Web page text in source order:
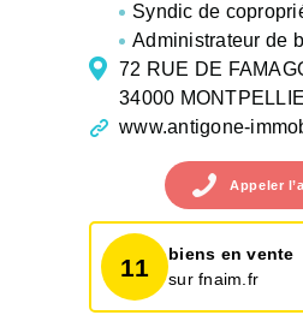
Syndic de
Administrateur de
72 RUE DE
34000
www.antigone-
Appeler
11
biens en vente
sur fnaim.fr